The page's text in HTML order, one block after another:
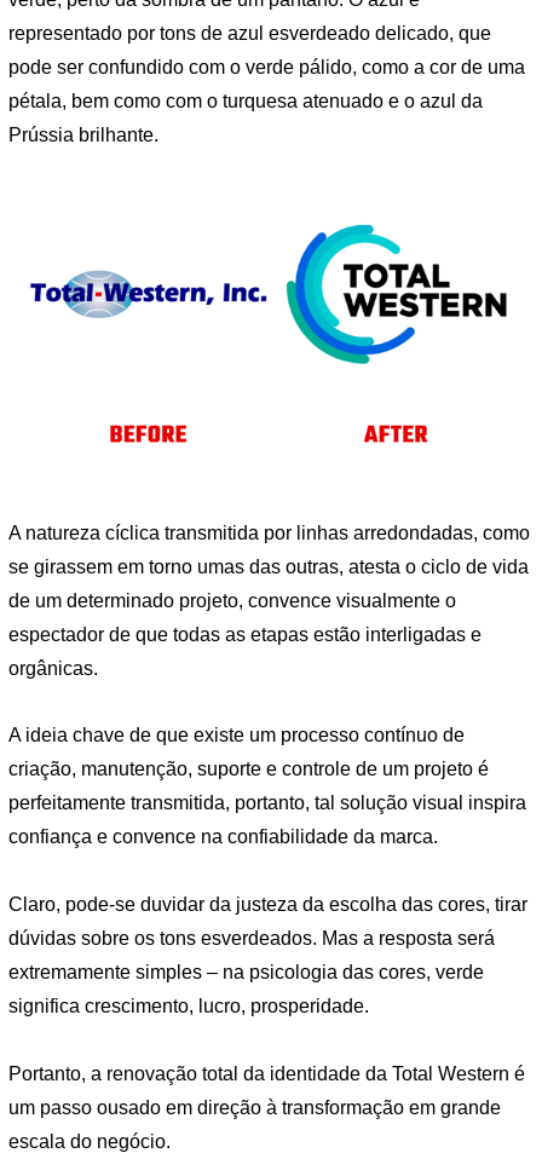
representado por tons de azul esverdeado delicado, que
pode ser confundido com o verde pálido, como a cor de uma
pétala, bem como com o turquesa atenuado e o azul da
Prússia brilhante.
A natureza cíclica transmitida por linhas arredondadas, como
se girassem em torno umas das outras, atesta o ciclo de vida
de um determinado projeto, convence visualmente o
espectador de que todas as etapas estão interligadas e
orgânicas.
A ideia chave de que existe um processo contínuo de
criação, manutenção, suporte e controle de um projeto é
perfeitamente transmitida, portanto, tal solução visual inspira
confiança e convence na confiabilidade da marca.
Claro, pode-se duvidar da justeza da escolha das cores, tirar
dúvidas sobre os tons esverdeados. Mas a resposta será
extremamente simples – na psicologia das cores, verde
significa crescimento, lucro, prosperidade.
Portanto, a renovação total da identidade da Total Western é
um passo ousado em direção à transformação em grande
escala do negócio.